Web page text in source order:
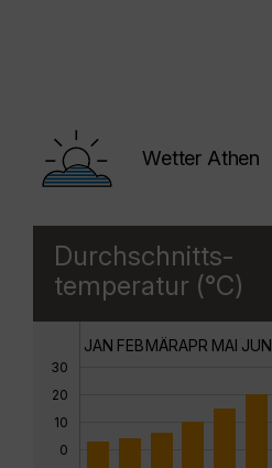
Wetter Athen
Durchschnitts-
temperatur (°C)
30
20
10
0
JAN FEBMÄRAPR MAI JUN